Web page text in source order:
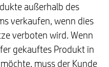
außerhalb des
verkaufen, wenn dies
verboten wird. Wenn
gekauftes Produkt in
muss der Kunde